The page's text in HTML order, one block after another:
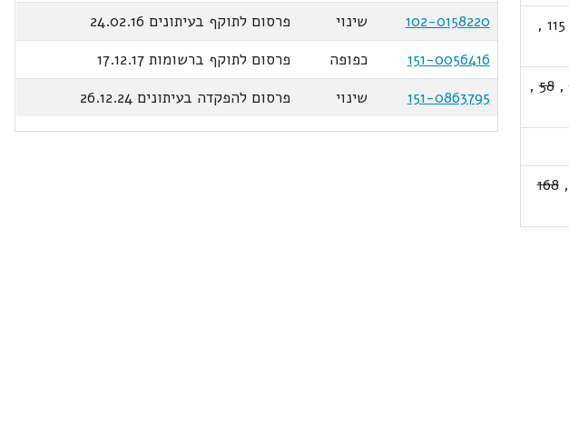
115
,
,
58
,
,
168
102-0158220
שינוי
פרסום לתוקף בעיתונים 24.02.16
151-0056416
כפופה
פרסום לתוקף ברשומות 17.12.17
151-0863795
שינוי פרסום להפקדה בעיתונים 26.12.24